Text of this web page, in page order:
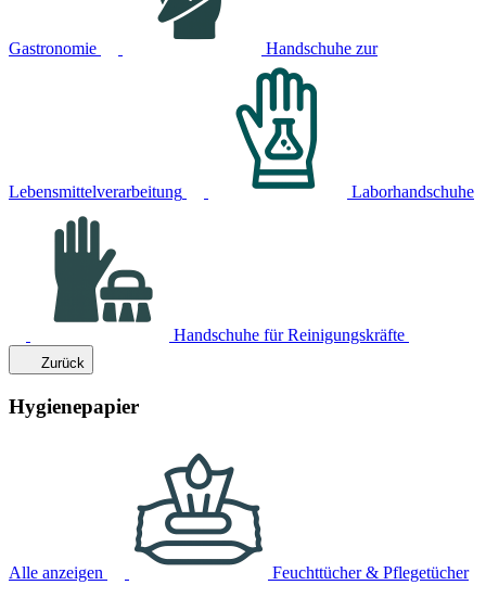
Gastronomie Handschuhe zur
Lebensmittelverarbeitung Laborhandschuhe
Handschuhe für Reinigungskräfte
Zurück
Hygienepapier
Alle anzeigen Feuchttücher & Pflegetücher